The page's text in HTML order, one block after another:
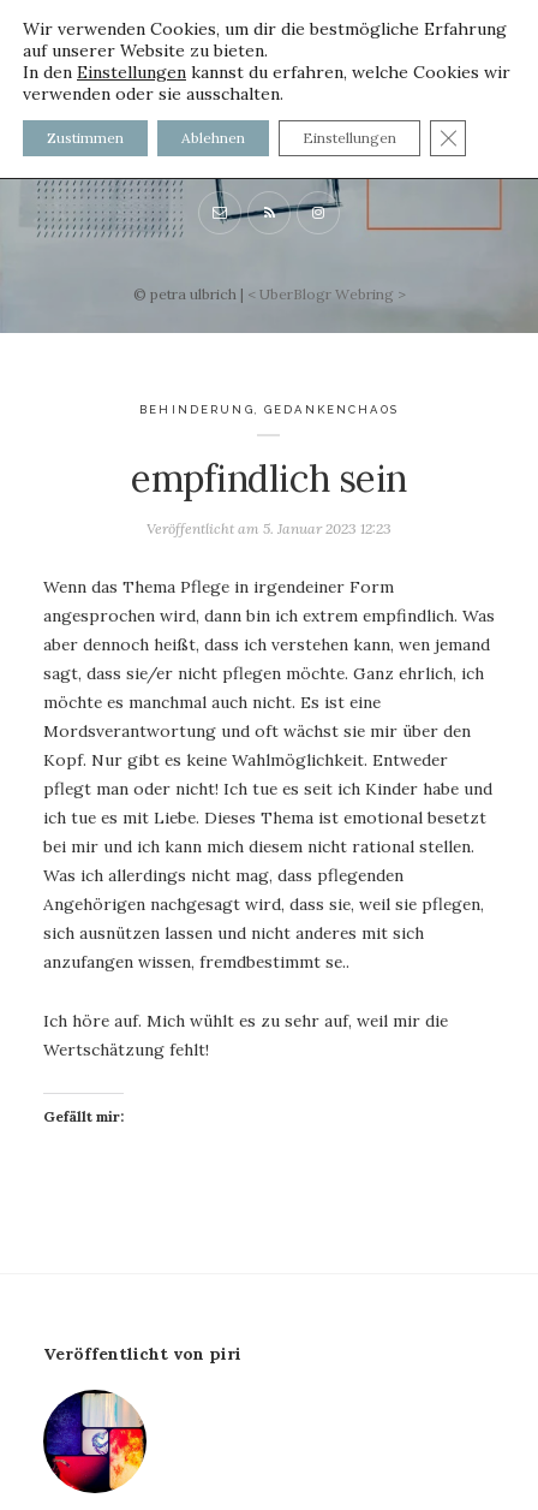
voller worte
mit und ohne Innenfutter
© petra ulbrich | < UberBlogr Webring >
BEHINDERUNG GEDANKENCHAOS
empfindlich sein
Veröffentlicht am 5. Januar 2023 12:23
Wenn das Thema Pflege in irgendeiner Form
angesprochen wird, dann bin ich extrem empfindlich. Was
aber dennoch heißt, dass ich verstehen kann, wen jemand
sagt, dass sie/er nicht pflegen möchte. Ganz ehrlich, ich
möchte es manchmal auch nicht. Es ist eine
Mordsverantwortung und oft wächst sie mir über den
Kopf. Nur gibt es keine Wahlmöglichkeit. Entweder
pflegt man oder nicht! Ich tue es seit ich Kinder habe und
ich tue es mit Liebe. Dieses Thema ist emotional besetzt
bei mir und ich kann mich diesem nicht rational stellen.
Was ich allerdings nicht mag, dass pflegenden
Angehörigen nachgesagt wird, dass sie, weil sie pflegen,
sich ausnützen lassen und nicht anderes mit sich
anzufangen wissen, fremdbestimmt se..
Ich höre auf. Mich wühlt es zu sehr auf, weil mir die
Wertschätzung fehlt!
Gefällt mir:
Veröffentlicht von piri
Wir verwenden Cookies, um dir die bestmögliche Erfahrung
auf unserer Website zu bieten.
In den Einstellungen kannst du erfahren, welche Cookies wir
verwenden oder sie ausschalten.
Zustimmen Ablehnen Einstellungen GDPR